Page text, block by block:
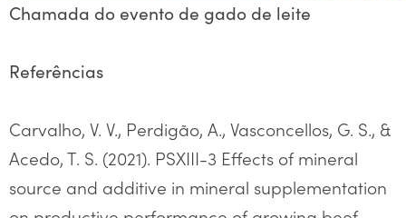
Chamada do evento de gado de leite
Referências
Carvalho, V. V., Perdigão, A., Vasconcellos, G. S., &
Acedo, T. S. (2021). PSXIII-3 Effects of mineral
source and additive in mineral supplementation